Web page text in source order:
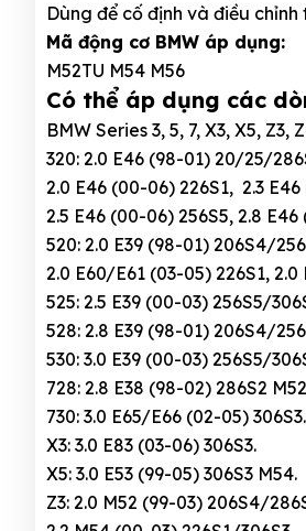
Dùng để cố định và điều
Mã động cơ BMW áp dụng:
M52TU M54 M56
Có thể áp dụng các
BMW Series 3, 5, 7, X3, X5, Z3,
320: 2.0 E46 (98-01) 20/25/
2.0 E46 (00-06) 226S1, 2.3
2.5 E46 (00-06) 256S5, 2.8
520: 2.0 E39 (98-01) 206S4/
2.0 E60/E61 (03-05) 226S1,
525: 2.5 E39 (00-03) 256S5/
528: 2.8 E39 (98-01) 206S4/
530: 3.0 E39 (00-03) 256S5/
728: 2.8 E38 (98-02) 286S2
730: 3.0 E65/E66 (02-05) 306S3.
X3: 3.0 E83 (03-06) 306S3.
X5: 3.0 E53 (99-05) 306S3 M54.
Z3: 2.0 M52 (99-03) 206S4/